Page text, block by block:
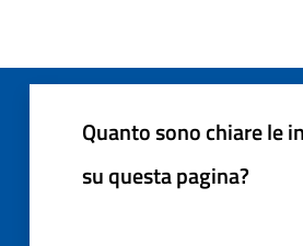
Quanto sono chiare le
su questa pagina?